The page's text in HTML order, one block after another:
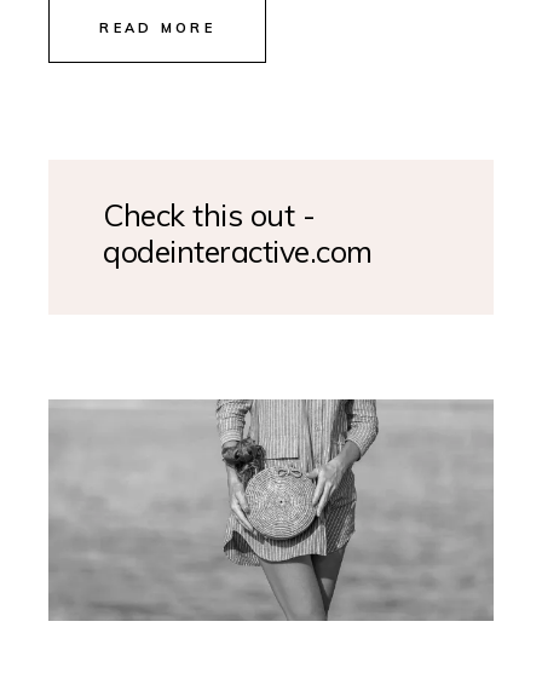
READ MORE
Check this out -
qodeinteractive.com